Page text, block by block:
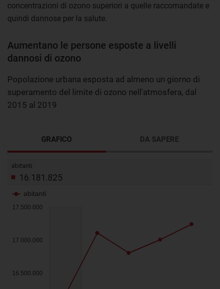
concentrazioni di ozono superiori a quelle raccomandate e
quindi dannose per la salute.
Aumentano le persone esposte a livelli
dannosi di ozono
Popolazione urbana esposta ad almeno un giorno di
superamento del limite di ozono nell'atmosfera, dal
2015 al 2019
GRAFICO DA SAPERE